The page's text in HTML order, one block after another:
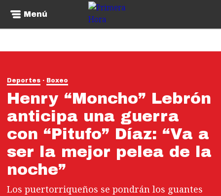
Menú
Deportes Boxeo
Henry “Moncho” Lebrón
anticipa una guerra
con “Pitufo” Díaz: “Va a
ser la mejor pelea de la
noche”
Los puertorriqueños se pondrán los guantes